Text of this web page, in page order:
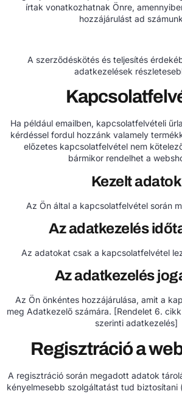
írtak vonatkozhatnak Önre,
hozzájárulást ad
A szerződéskötés és teljesítés
adatkezelések
Ha például emailben, kapcsolatfelvételi
kérdéssel fordul hozzánk valamely
előzetes kapcsolatfelvétel nem
bármikor rendelhet a
Kezelt adatok
Az Ön által a kapcsolatfelvétel során
Az adatkezelés
Az adatokat csak a kapcsolatfelvétel
Az adatkezelés
Az Ön önkéntes hozzájárulása, amit a
meg Adatkezelő számára. [Rendelet 6.
szerinti adatkezelés]
Regisztráció a
A regisztráció során megadott adatok
kényelmesebb szolgáltatást tud biztosítani